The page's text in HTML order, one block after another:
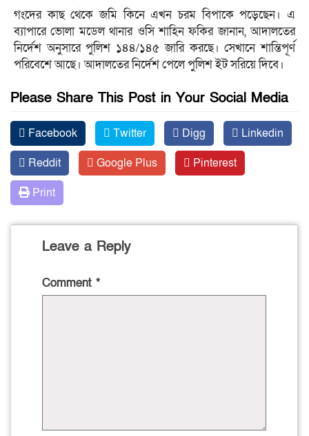
গংদের কাছ থেকে জমি কিনে এখন চরম বিপাকে পড়েছেন। এ
ব্যাপারে ভোলা মডেল থানার ওসি শাহিন ফকির জানান, আদালতের
নির্দেশ অনুসারে পুলিশ ১৪৪/১৪৫ জারি করছে। সেখানে শান্তিপূর্ণ
পরিবেশে আছে। আদালতের নির্দেশ পেলে পুলিশ ইট সরিয়ে দিবে।
Please Share This Post in Your Social Media
Facebook Twitter Digg
Linkedin
Reddit
Google Plus
Pinterest
Print
Leave a Reply
Comment *